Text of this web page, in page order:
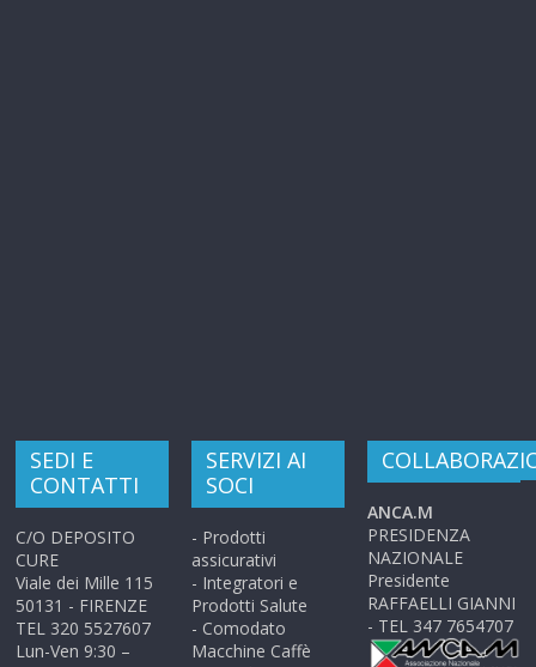
SEDI E
CONTATTI
C/O DEPOSITO
CURE
Viale dei Mille 115
50131 - FIRENZE
TEL 320 5527607
Lun-Ven 9:30 –
SERVIZI AI
SOCI
- Prodotti
assicurativi
- Integratori e
Prodotti Salute
- Comodato
Macchine Caffè
ANCA.M
PRESIDENZA
NAZIONALE
Presidente
RAFFAELLI GIANNI
- TEL 347 7654707